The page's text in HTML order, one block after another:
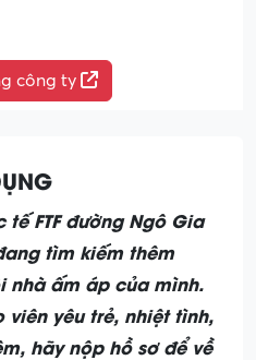
công ty
FTF đường Ngô Gia
tìm kiếm thêm
nhà ấm áp của mình.
viên yêu trẻ, nhiệt tình,
hãy nộp hồ sơ để về